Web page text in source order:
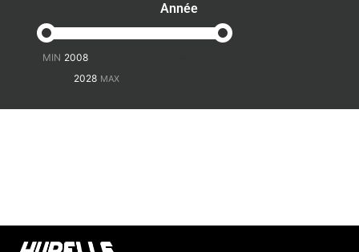
Année